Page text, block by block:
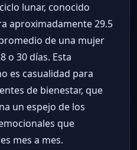
lunar, conocido
aproximadamente 29.5
de una mujer
o 30 días. Esta
es casualidad para
de bienestar, que
un espejo de los
que
mes a mes.